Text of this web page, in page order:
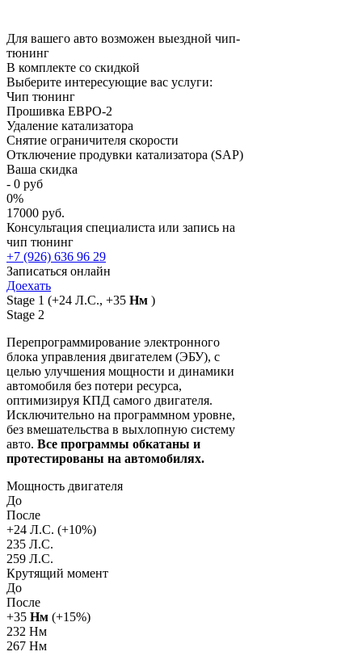
Для вашего авто возможен выездной чип-
тюнинг
В комплекте со скидкой
Выберите интересующие вас услуги:
Чип тюнинг
Прошивка ЕВРО-2
Удаление катализатора
Снятие ограничителя скорости
Отключение продувки катализатора (SAP)
Ваша скидка
- 0 руб
0%
17000 руб.
Консультация специалиста или запись на
чип тюнинг
+7 (926) 636 96 29
Записаться онлайн
Доехать
Stage 1 (+24 Л.С., +35 Нм )
Stage 2
Перепрограммирование электронного
блока управления двигателем (ЭБУ), с
целью улучшения мощности и динамики
автомобиля без потери ресурса,
оптимизируя КПД самого двигателя.
Исключительно на программном уровне,
без вмешательства в выхлопную систему
авто. Все программы обкатаны и
протестированы на автомобилях.
Мощность двигателя
До
После
+24 Л.С. (+10%)
235 Л.С.
259 Л.С.
Крутящий момент
До
После
+35 Нм (+15%)
232 Нм
267 Нм